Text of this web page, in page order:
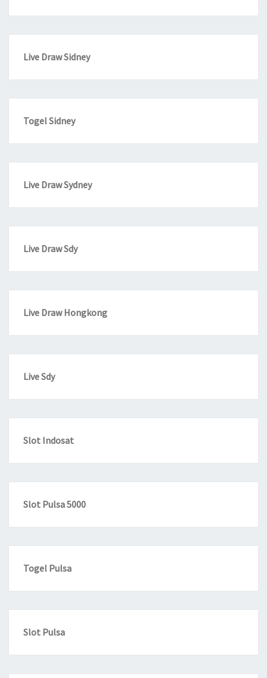
Live Draw Sidney
Togel Sidney
Live Draw Sydney
Live Draw Sdy
Live Draw Hongkong
Live Sdy
Slot Indosat
Slot Pulsa 5000
Togel Pulsa
Slot Pulsa